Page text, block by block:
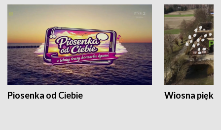
Piosenka od Ciebie Wiosna